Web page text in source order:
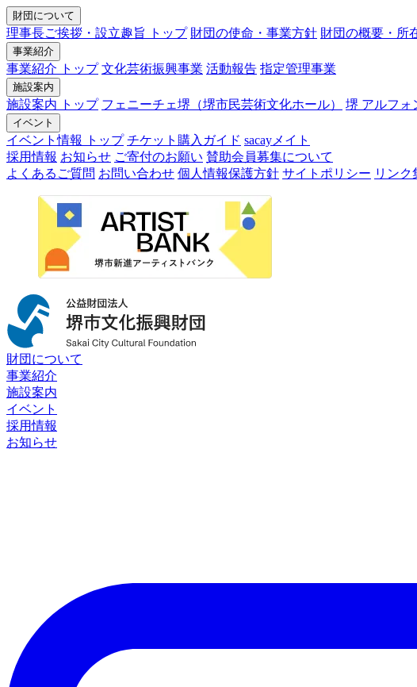
財団について
理事長ご挨拶・設立趣旨 トップ 財団の使命・事業方針 財団の概要・所
事業紹介
事業紹介 トップ 文化芸術振興事業 活動報告 指定管理事業
施設案内
施設案内 トップ フェニーチェ堺（堺市民芸術文化ホール） 堺 アルフォ
イベント
イベント情報 トップ チケット購入ガイド sacayメイト
採用情報 お知らせ ご寄付のお願い 賛助会員募集について
よくあるご質問 お問い合わせ 個人情報保護方針 サイトポリシー リンク
財団について
事業紹介
施設案内
イベント
採用情報
お知らせ